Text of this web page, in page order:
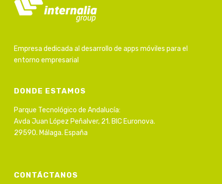
Empresa dedicada al desarrollo de apps móviles para el
entorno empresarial
DONDE ESTAMOS
Parque Tecnológico de Andalucía:
Avda Juan López Peñalver, 21. BIC Euronova.
29590. Málaga. España
CONTÁCTANOS